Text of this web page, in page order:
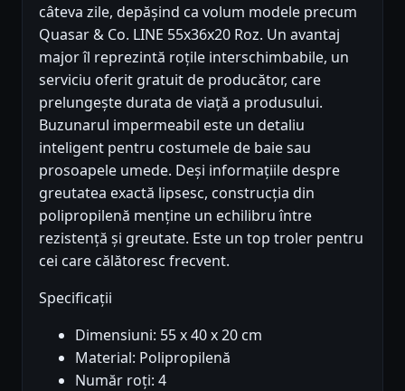
câteva zile, depășind ca volum modele precum
Quasar & Co. LINE 55x36x20 Roz. Un avantaj
major îl reprezintă roțile interschimbabile, un
serviciu oferit gratuit de producător, care
prelungește durata de viață a produsului.
Buzunarul impermeabil este un detaliu
inteligent pentru costumele de baie sau
prosoapele umede. Deși informațiile despre
greutatea exactă lipsesc, construcția din
polipropilenă menține un echilibru între
rezistență și greutate. Este un top troler pentru
cei care călătoresc frecvent.
Specificații
Dimensiuni: 55 x 40 x 20 cm
Material: Polipropilenă
Număr roți: 4